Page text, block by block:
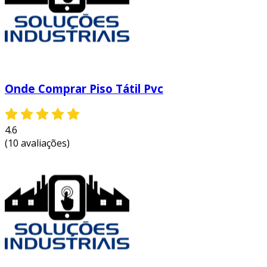
ao optar pelo piso tátil em pvc, é importante
considerar alguns fatores:
normas de acessibilidade
clima e temperatura: certifique-se de
condições climáticas, especialmente em
textura : escolha texturas adequadas, que
usuários com deficiência visual.
orçamento
: avalie o custo do material e
da instalação, comparando com outros
tipos de pisos.
esses fatores são fundamentais para garantir
Onde Comprar Piso Tátil Pvc
4.6
(10 avaliações)